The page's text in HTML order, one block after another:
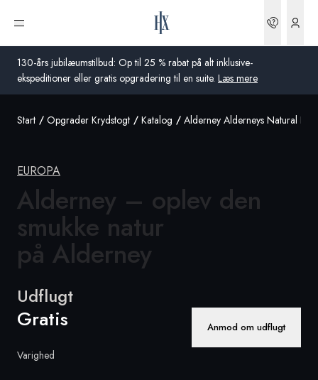
130-års jubilæumstilbud: Op til 25 % rabat på alt inklusive-
ekspeditioner eller gratis opgradering til en suite. Læs mere
Åbn menu
Danmark
USA
Tyskland
Frankrig
Global
Start Opgrader Krydstogt Katalog Alderney Alderneys Natural
EUROPA
Alderney – oplev den
smukke natur
på Alderney
Udflugt
Gratis Anmod om udflugt
Varighed